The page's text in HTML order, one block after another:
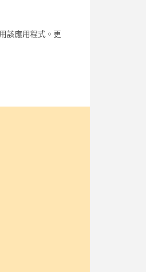
該應用程式。更